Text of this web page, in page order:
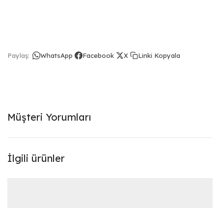
Paylaş: WhatsApp Facebook X Linki Kopyala
Müşteri Yorumları
İlgili ürünler